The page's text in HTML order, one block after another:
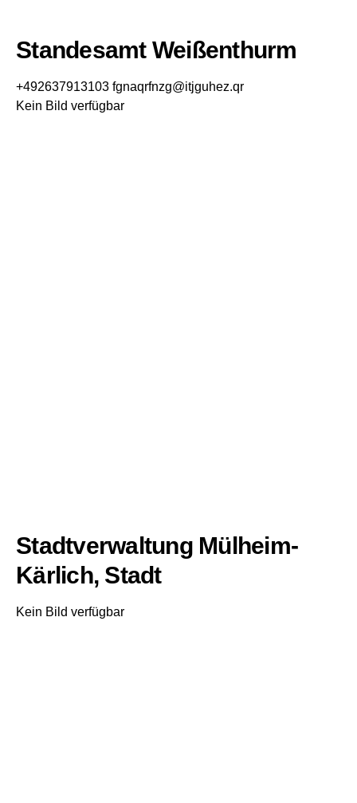
Standesamt Weißenthurm
+492637913103 fgnaqrfnzg@itjguhez.qr
Kein Bild verfügbar
Stadtverwaltung Mülheim-
Kärlich, Stadt
Kein Bild verfügbar